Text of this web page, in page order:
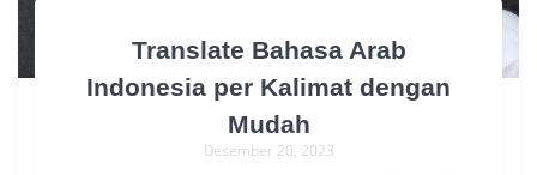
Translate Bahasa Arab
Indonesia per Kalimat dengan
Mudah
Desember 20, 2023